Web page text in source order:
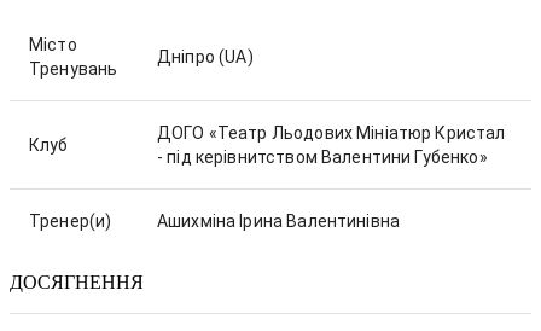
Місто
Тренувань
Дніпро (UA)
Клуб
ДОГО «Театр Льодових Мініатюр Кристал
- під керівнитством Валентини Губенко»
Тренер(и) Ашихміна Ірина Валентинівна
ДОСЯГНЕННЯ